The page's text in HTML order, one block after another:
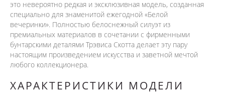
это невероятно редкая и эксклюзивная модель, созданная
специально для знаменитой ежегодной «Белой
вечеринки». Полностью белоснежный силуэт из
премиальных материалов в сочетании с фирменными
бунтарскими деталями Трэвиса Скотта делает эту пару
настоящим произведением искусства и заветной мечтой
любого коллекционера.
ХАРАКТЕРИСТИКИ МОДЕЛИ